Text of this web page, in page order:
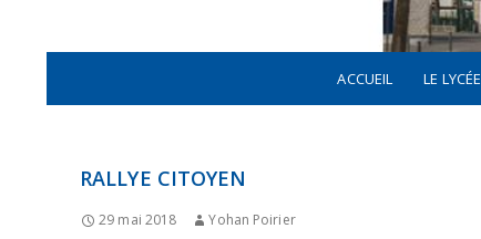
LYCÉE JEAN DAUTET À LA ROCHELLE
ACCUEIL LE LYCÉE
RALLYE CITOYEN
29 mai 2018 Yohan Poirier